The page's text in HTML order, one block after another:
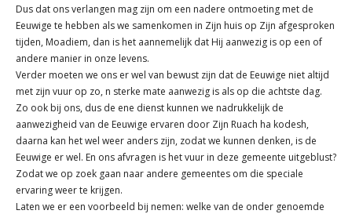
Dus dat ons verlangen mag zijn om een nadere ontmoeting met de
Eeuwige te hebben als we samenkomen in Zijn huis op Zijn afgesproken
tijden, Moadiem, dan is het aannemelijk dat Hij aanwezig is op een of
andere manier in onze levens.
Verder moeten we ons er wel van bewust zijn dat de Eeuwige niet altijd
met zijn vuur op zo, n sterke mate aanwezig is als op die achtste dag.
Zo ook bij ons, dus de ene dienst kunnen we nadrukkelijk de
aanwezigheid van de Eeuwige ervaren door Zijn Ruach ha kodesh,
daarna kan het wel weer anders zijn, zodat we kunnen denken, is de
Eeuwige er wel. En ons afvragen is het vuur in deze gemeente uitgeblust?
Zodat we op zoek gaan naar andere gemeentes om die speciale
ervaring weer te krijgen.
Laten we er een voorbeeld bij nemen: welke van de onder genoemde